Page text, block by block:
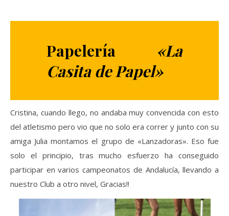
Papelería «La
Casita de Papel»
Cristina, cuando llego, no andaba muy convencida con esto
del atletismo pero vio que no solo era correr y junto con su
amiga Julia montamos el grupo de «Lanzadoras». Eso fue
solo el principio, tras mucho esfuerzo ha conseguido
participar en varios campeonatos de Andalucía, llevando a
nuestro Club a otro nivel, Gracias!!